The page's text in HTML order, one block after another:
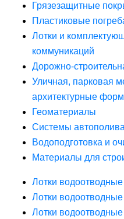
Грязезащитные
Пластиковые
Лотки и
коммуникаций
Дорожно-
Уличная, парковая
архитектурные
Геоматериалы
Системы автополива
Водоподготовка и
Материалы для
Лотки
Лотки
Лотки